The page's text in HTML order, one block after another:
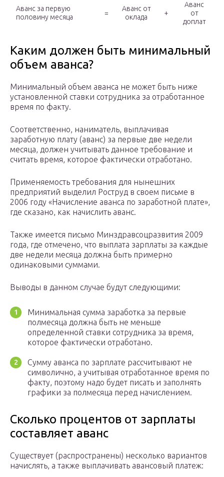
Аванс за первую
половину месяца
=
Аванс от
оклада
+
Аванс
от
доплат
Каким должен быть минимальный
объем аванса?
Минимальный объем аванса не может быть ниже
установленной ставки сотрудника за отработанное
время по факту.
Соответственно, наниматель, выплачивая
заработную плату (аванс) за первые две недели
месяца, должен учитывать данное требование и
считать время, которое фактически отработано.
Применяемость требования для нынешних
предприятий выделил Роструд в своем письме в
2006 году «Начисление аванса по заработной плате»,
где сказано, как начислить аванс.
Также имеется письмо Минздравсоцразвития 2009
года, где отмечено, что выплата зарплаты за каждые
две недели месяца должна быть примерно
одинаковыми суммами.
Выводы в данном случае будут следующими:
Минимальная сумма заработка за первые
полмесяца должна быть не меньше
определенной ставки сотрудника за время,
которое фактически отработано.
Сумму аванса по зарплате рассчитывают не
символично, а учитывая отработанное время по
факту, поэтому надо будет писать и заполнять
графики за полмесяца перед начислением.
Сколько процентов от зарплаты
составляет аванс
Существует (распространены) несколько вариантов
начислять, а также выплачивать авансовый платеж: